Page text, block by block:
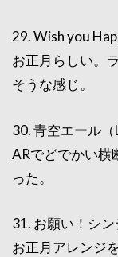
29. Wish you
お正月らしい。
そうな感じ。
30. 青空エール（
ARでどでかい横
った。
31. お願い！シン
お正月アレンジ